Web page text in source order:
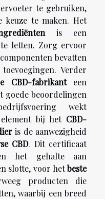
te gebruiken,
keuze te maken. Het
is een
letten. Zorg ervoor
bevatten
Verder
CBD-fabrikanteen
goede beoordelingen
wekt
bij het CBD-
is de aanwezigheid
CBD. Dit certificaat
het gehalte aan
slotte, voor hetbeste
producten die
waarbij een breed